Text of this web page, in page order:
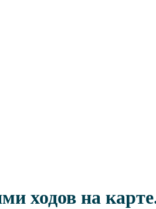
ходов на